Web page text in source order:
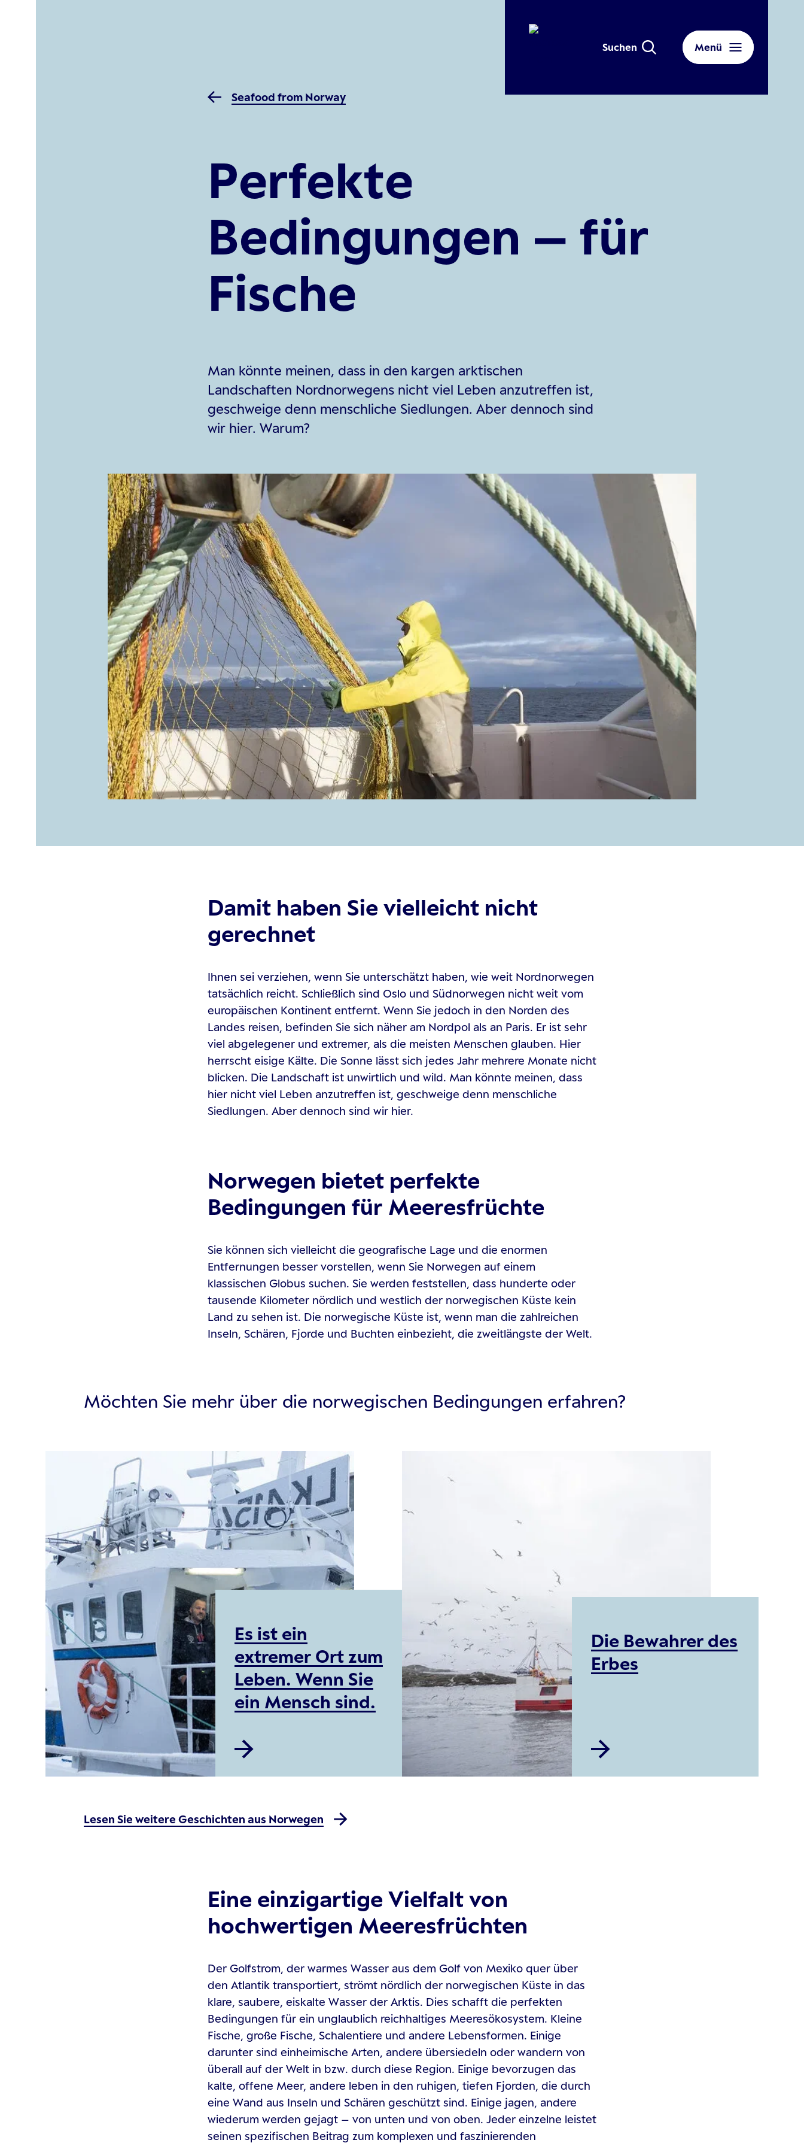
Suchen Menü
Seafood from Norway
Perfekte
Bedingungen – für
Fische
Man könnte meinen, dass in den kargen arktischen
Landschaften Nordnorwegens nicht viel Leben anzutreffen ist,
geschweige denn menschliche Siedlungen. Aber dennoch sind
wir hier. Warum?
Damit haben Sie vielleicht nicht
gerechnet
Ihnen sei verziehen, wenn Sie unterschätzt haben, wie weit Nordnorwegen
tatsächlich reicht. Schließlich sind Oslo und Südnorwegen nicht weit vom
europäischen Kontinent entfernt. Wenn Sie jedoch in den Norden des
Landes reisen, befinden Sie sich näher am Nordpol als an Paris. Er ist sehr
viel abgelegener und extremer, als die meisten Menschen glauben. Hier
herrscht eisige Kälte. Die Sonne lässt sich jedes Jahr mehrere Monate nicht
blicken. Die Landschaft ist unwirtlich und wild. Man könnte meinen, dass
hier nicht viel Leben anzutreffen ist, geschweige denn menschliche
Siedlungen. Aber dennoch sind wir hier.
Norwegen bietet perfekte
Bedingungen für Meeresfrüchte
Sie können sich vielleicht die geografische Lage und die enormen
Entfernungen besser vorstellen, wenn Sie Norwegen auf einem
klassischen Globus suchen. Sie werden feststellen, dass hunderte oder
tausende Kilometer nördlich und westlich der norwegischen Küste kein
Land zu sehen ist. Die norwegische Küste ist, wenn man die zahlreichen
Inseln, Schären, Fjorde und Buchten einbezieht, die zweitlängste der Welt.
Möchten Sie mehr über die norwegischen Bedingungen erfahren?
Es ist ein
extremer Ort zum
Leben. Wenn Sie
ein Mensch sind.
Die Bewahrer des
Erbes
Lesen Sie weitere Geschichten aus Norwegen
Eine einzigartige Vielfalt von
hochwertigen Meeresfrüchten
Der Golfstrom, der warmes Wasser aus dem Golf von Mexiko quer über
den Atlantik transportiert, strömt nördlich der norwegischen Küste in das
klare, saubere, eiskalte Wasser der Arktis. Dies schafft die perfekten
Bedingungen für ein unglaublich reichhaltiges Meeresökosystem. Kleine
Fische, große Fische, Schalentiere und andere Lebensformen. Einige
darunter sind einheimische Arten, andere übersiedeln oder wandern von
überall auf der Welt in bzw. durch diese Region. Einige bevorzugen das
kalte, offene Meer, andere leben in den ruhigen, tiefen Fjorden, die durch
eine Wand aus Inseln und Schären geschützt sind. Einige jagen, andere
wiederum werden gejagt – von unten und von oben. Jeder einzelne leistet
seinen spezifischen Beitrag zum komplexen und faszinierenden